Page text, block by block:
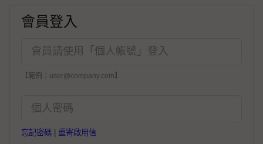
會員登入
【範例：user@company.com】
忘記密碼 重寄啟用信